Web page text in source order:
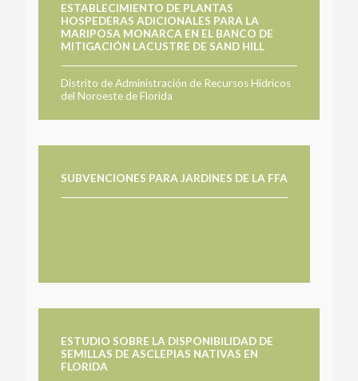
ESTABLECIMIENTO DE PLANTAS
HOSPEDERAS ADICIONALES PARA LA
MARIPOSA MONARCA EN EL BANCO DE
MITIGACIÓN LACUSTRE DE SAND HILL
Distrito de Administración de Recursos Hídricos
del Noroeste de Florida
SUBVENCIONES PARA JARDINES DE LA FFA
ESTUDIO SOBRE LA DISPONIBILIDAD DE
SEMILLAS DE ASCLEPIAS NATIVAS EN
FLORIDA